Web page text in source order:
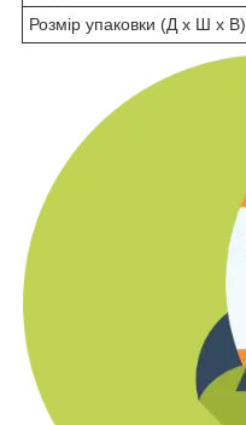
Розмір упаковки (Д х Ш х В)